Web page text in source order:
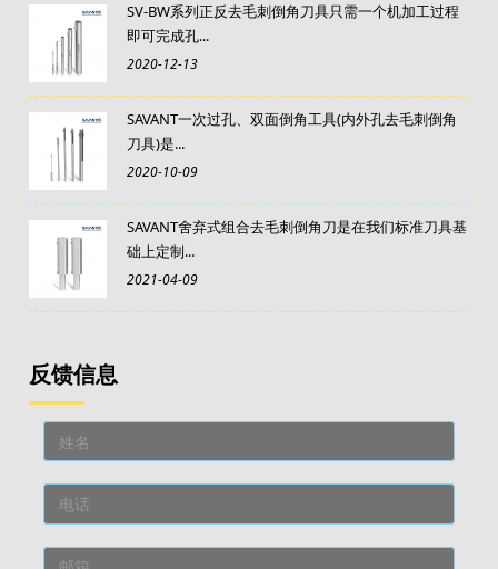
SV-BW系列正反去毛刺倒角刀具只需一个机加工过程
即可完成孔...
2020-12-13
SAVANT一次过孔、双面倒角工具(内外孔去毛刺倒角
刀具)是...
2020-10-09
SAVANT舍弃式组合去毛刺倒角刀是在我们标准刀具基
础上定制...
2021-04-09
反馈信息